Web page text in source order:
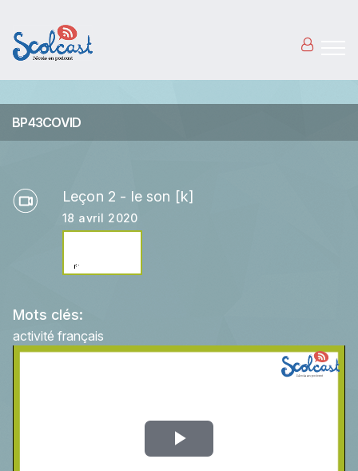
BP43COVID
Leçon 2 - le son [k]
18 avril 2020
Mots clés:
activité français
Play